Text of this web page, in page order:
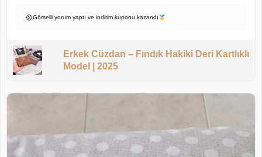
Görselli yorum yaptı ve indirim kuponu kazandı
Erkek Cüzdan – Fındık Hakiki Deri Kartlıklı
Model | 2025